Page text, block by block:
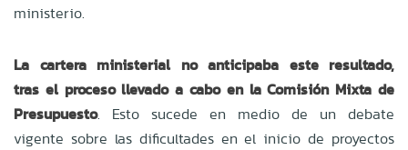
ministerio.
La cartera ministerial no anticipaba este resultado,
tras el proceso llevado a cabo en la Comisión Mixta de
Presupuesto. Esto sucede en medio de un debate
vigente sobre las dificultades en el inicio de proyectos